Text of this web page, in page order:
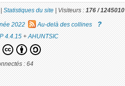
Statistiques du site|Visiteurs :176 / 1245010
2022 Au-delà des collines ?
4.4.15+AHUNTSIC
:64